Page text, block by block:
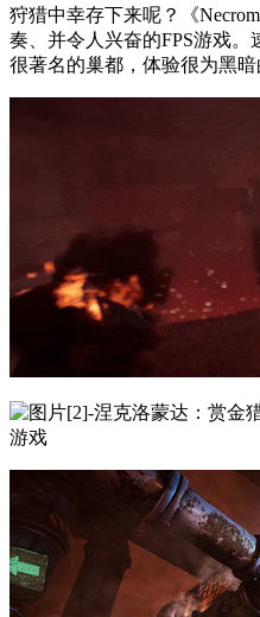
狩猎中幸存下来呢？《
奏、并令人兴奋的FPS游戏。
很著名的巢都，体验很为黑暗